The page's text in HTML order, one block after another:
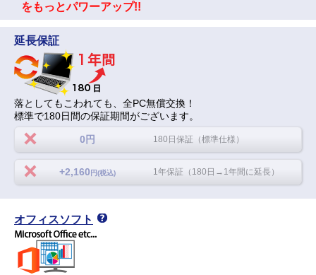
をもっとパワーアップ!!
延長保証
落としてもこわれても、全PC無償交換！
標準で180日間の保証期間がございます。
0円 180日保証（標準仕様）
+2,160 円(税込) 1年保証（180日→1年間に延長）
オフィスソフト